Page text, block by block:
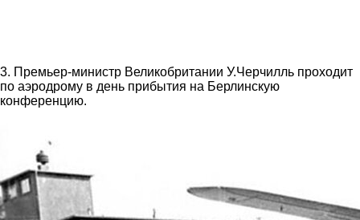
3. Премьер-министр Великобритании У.Черчилль проходит
по аэродрому в день прибытия на Берлинскую
конференцию.